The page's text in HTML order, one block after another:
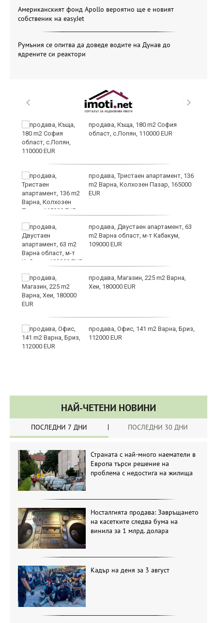
Американският фонд Apollo вероятно ще е новият
собственик на easyJet
Румъния се опитва да доведе водите на Дунав до
ядрените си реактори
продава, Къща, 180 m2 София
област, с.Лопян, 110000 EUR
продава, Тристаен апартамент, 136
m2 Варна, Колхозен Пазар, 165000
EUR
продава, Двустаен апартамент, 63
m2 Варна област, м-т Кабакум,
109000 EUR
продава, Магазин, 225 m2 Варна,
Хеи, 180000 EUR
продава, Офис, 141 m2 Варна, Бриз,
112000 EUR
НАЙ-ЧЕТЕНИ НОВИНИ
ПОСЛЕДНИ 7 ДНИ ПОСЛЕДНИ 30 ДНИ
Страната с най-много наематели в
Европа търси решение на
проблема с недостига на жилища
Носталгията продава: Завръщането
на касетките следва бума на
винила за 1 млрд. долара
Кадър на деня за 3 август